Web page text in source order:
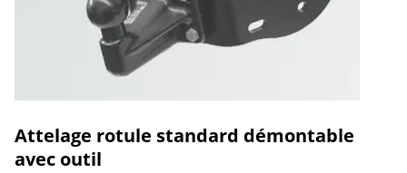
Attelage rotule standard démontable
avec outil